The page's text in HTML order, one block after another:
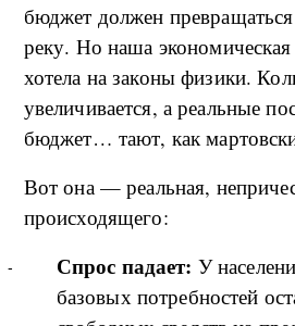
бюджет должен
реку. Но наша экономическая
хотела на законы физики.
увеличивается, а реальные
бюджет… тают, как
Вот она — реальная,
происходящего:
Спрос падает: У
базовых потребностей